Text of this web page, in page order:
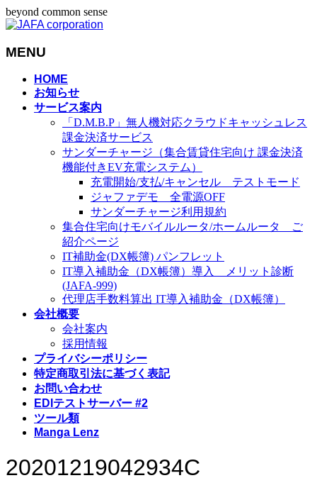
beyond common sense
MENU
HOME
お知らせ
サービス案内
「D.M.B.P」無人機対応クラウドキャッシュレス
課金決済サービス
サンダーチャージ（集合賃貸住宅向け 課金決済
機能付きEV充電システム）
充電開始/支払/キャンセル テストモード
ジャファデモ 全電源OFF
サンダーチャージ利用規約
集合住宅向けモバイルルータ/ホームルータ ご
紹介ページ
IT補助金(DX帳簿) パンフレット
IT導入補助金（DX帳簿）導入 メリット診断
(JAFA-999)
代理店手数料算出 IT導入補助金（DX帳簿）
会社概要
会社案内
採用情報
プライバシーポリシー
特定商取引法に基づく表記
お問い合わせ
EDIテストサーバー #2
ツール類
Manga Lenz
20201219042934C